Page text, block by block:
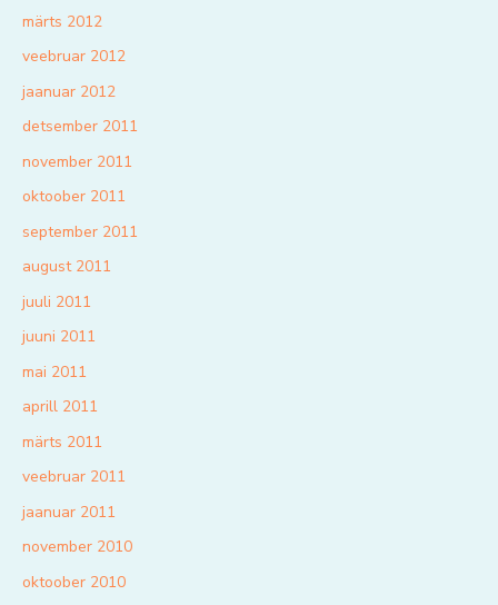
märts 2012
veebruar 2012
jaanuar 2012
detsember 2011
november 2011
oktoober 2011
september 2011
august 2011
juuli 2011
juuni 2011
mai 2011
aprill 2011
märts 2011
veebruar 2011
jaanuar 2011
november 2010
oktoober 2010